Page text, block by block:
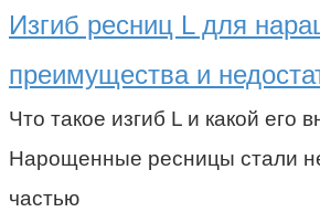
Изгиб ресниц L для
преимущества и
Что такое изгиб L и какой его
Нарощенные ресницы стали
частью